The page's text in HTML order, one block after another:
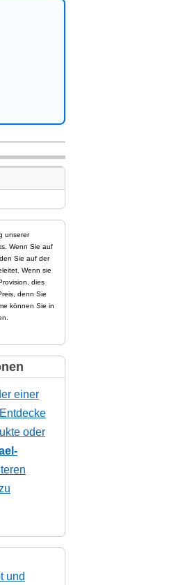
unserer
Wenn Sie auf
Sie auf der
Wenn sie
dies
denn Sie
können Sie in
einer
oder